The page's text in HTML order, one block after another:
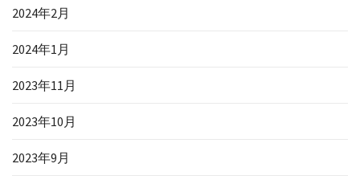
2024年2月
2024年1月
2023年11月
2023年10月
2023年9月